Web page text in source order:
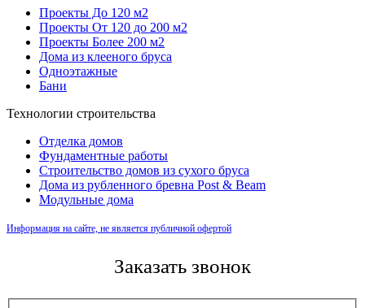
Проекты До 120 м2
Проекты От 120 до 200 м2
Проекты Более 200 м2
Дома из клееного бруса
Одноэтажные
Бани
Технологии строительства
Отделка домов
Фундаментные работы
Строительство домов из сухого бруса
Дома из рубленного бревна Post & Beam
Модульные дома
Информация на сайте, не является публичной офертой
Заказать звонок